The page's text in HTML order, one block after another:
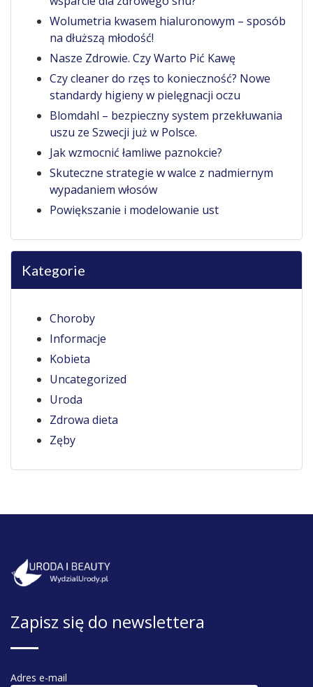
Wolumetria kwasem hialuronowym – sposób
na dłuższą młodość!
Nasze Zdrowie. Czy Warto Pić Kawę
Czy cleaner do rzęs to konieczność? Nowe
standardy higieny w pielęgnacji oczu
Blomdahl – bezpieczny system przekłuwania
uszu ze Szwecji już w Polsce.
Jak wzmocnić łamliwe paznokcie?
Skuteczne strategie w walce z nadmiernym
wypadaniem włosów
Powiększanie i modelowanie ust
Kategorie
Choroby
Informacje
Kobieta
Uncategorized
Uroda
Zdrowa dieta
Zęby
Zapisz się do newslettera
Adres e-mail